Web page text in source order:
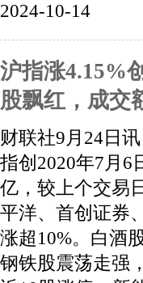
2024-10-14
沪指涨4.15%
股飘红，成交
财联社9月24日
指创2020年7月6
亿，较上个交易
平洋、首创证券
涨超10%。白酒
钢铁股震荡走强